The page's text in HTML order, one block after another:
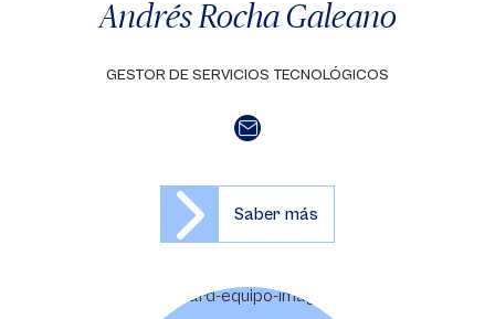
Andrés Rocha Galeano
GESTOR DE SERVICIOS TECNOLÓGICOS
Saber más